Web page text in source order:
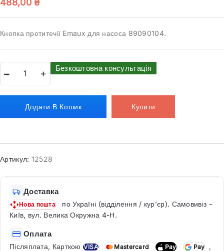
Кнопка протитечії Emaux для насоса 89090104.
Додати В Кошик Купити
Безкоштовна консультація
Артикул: 12528
Доставка
Нова пошта
по Україні (відділення / кур’єр). Самовивіз -
Київ, вул. Велика Окружна 4-Н.
Оплата
Післяплата, Карткою VISA Mastercard Pay Pay
,